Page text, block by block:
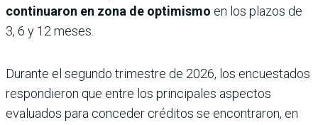
continuaron en zona de optimismo en los plazos de
3, 6 y 12 meses.
Durante el segundo trimestre de 2026, los encuestados
respondieron que entre los principales aspectos
evaluados para conceder créditos se encontraron, en